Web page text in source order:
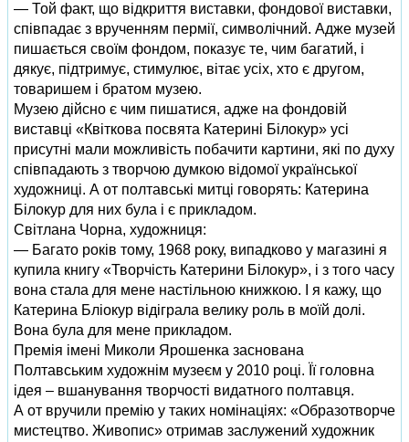
— Той факт, що відкриття виставки, фондової виставки,
співпадає з врученням пермії, символічний. Адже музей
пишається своїм фондом, показує те, чим багатий, і
дякує, підтримує, стимулює, вітає усіх, хто є другом,
товаришем і братом музею.
Музею дійсно є чим пишатися, адже на фондовій
виставці «Квіткова посвята Катерині Білокур» усі
присутні мали можливість побачити картини, які по духу
співпадають з творчою думкою відомої української
художниці. А от полтавські митці говорять: Катерина
Білокур для них була і є прикладом.
Світлана Чорна, художниця:
— Багато років тому, 1968 року, випадково у магазині я
купила книгу «Творчість Катерини Білокур», і з того часу
вона стала для мене настільною книжкою. І я кажу, що
Катерина Бліокур відіграла велику роль в моїй долі.
Вона була для мене прикладом.
Премія імені Миколи Ярошенка заснована
Полтавським художнім музеєм у 2010 році. Її головна
ідея – вшанування творчості видатного полтавця.
А от вручили премію у таких номінаціях: «Образотворче
мистецтво. Живопис» отримав заслужений художник